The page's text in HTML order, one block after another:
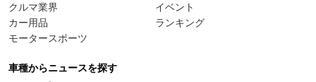
クルマ業界
カー用品
モータースポーツ
イベント
ランキング
車種からニュースを探す